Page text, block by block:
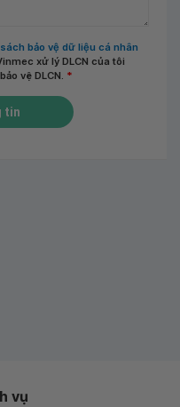
bảo vệ dữ liệu cá nhân
xử lý DLCN của tôi
vệ DLCN. *
tin
vụ